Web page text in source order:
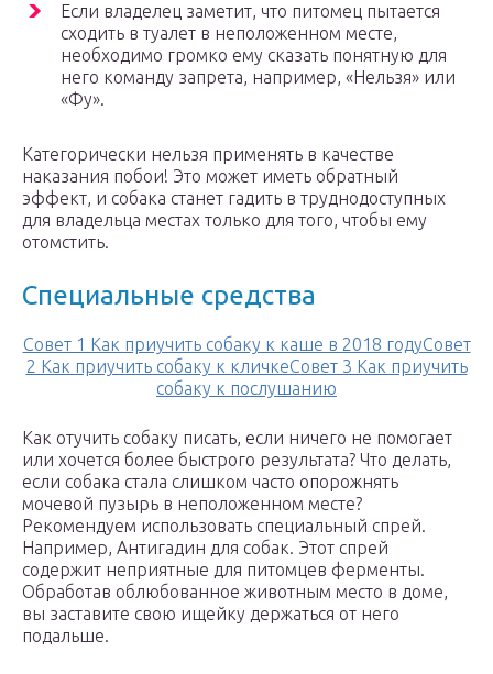
Если владелец заметит, что питомец пытается
сходить в туалет в неположенном месте,
необходимо громко ему сказать понятную для
него команду запрета, например, «Нельзя» или
«Фу».
Категорически нельзя применять в качестве
наказания побои! Это может иметь обратный
эффект, и собака станет гадить в труднодоступных
для владельца местах только для того, чтобы ему
отомстить.
Специальные средства
Совет 1 Как приучить собаку к каше в 2018 годуСовет
2 Как приучить собаку к кличкеСовет 3 Как приучить
собаку к послушанию
Как отучить собаку писать, если ничего не помогает
или хочется более быстрого результата? Что делать,
если собака стала слишком часто опорожнять
мочевой пузырь в неположенном месте?
Рекомендуем использовать специальный спрей.
Например, Антигадин для собак. Этот спрей
содержит неприятные для питомцев ферменты.
Обработав облюбованное животным место в доме,
вы заставите свою ищейку держаться от него
подальше.